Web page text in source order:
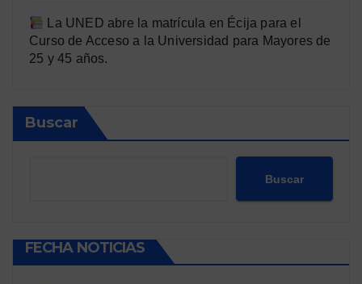
La UNED abre la matrícula en Écija para el
Curso de Acceso a la Universidad para Mayores de
25 y 45 años.
Buscar
Buscar
FECHA NOTICIAS